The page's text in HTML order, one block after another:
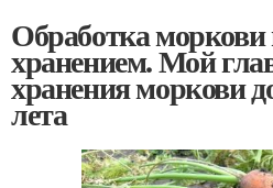
Обработка моркови
хранением. Мой
хранения моркови
лета